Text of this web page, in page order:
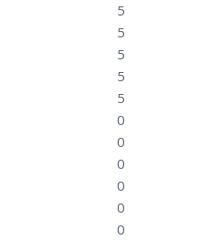
5
5
5
5
5
0
0
0
0
0
0